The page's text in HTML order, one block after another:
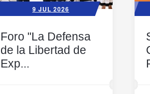
9 JUL 2026
Foro "La Defensa
de la Libertad de
Exp...